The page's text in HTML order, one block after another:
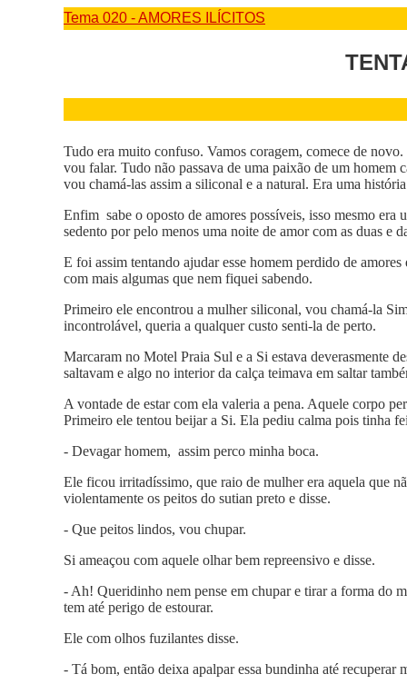
Tema 020 - AMORES ILÍCITOS
Tudo era muito confuso. Vamos coragem, comece de
vou falar. Tudo não passava de uma paixão de um homem
vou chamá-las assim a siliconal e a natural. Era uma
Enfim sabe o oposto de amores possíveis, isso mesmo
sedento por pelo menos uma noite de amor com as duas e
E foi assim tentando ajudar esse homem perdido de
com mais algumas que nem fiquei sabendo.
Primeiro ele encontrou a mulher siliconal, vou chamá-la
incontrolável, queria a qualquer custo senti-la de perto.
Marcaram no Motel Praia Sul e a Si estava deverasmente
saltavam e algo no interior da calça teimava em saltar
A vontade de estar com ela valeria a pena. Aquele corpo
Primeiro ele tentou beijar a Si. Ela pediu calma pois tinha
- Devagar homem, assim perco minha boca.
Ele ficou irritadíssimo, que raio de mulher era aquela que
violentamente os peitos do sutian preto e disse.
- Que peitos lindos, vou chupar.
Si ameaçou com aquele olhar bem repreensivo e disse.
- Ah! Queridinho nem pense em chupar e tirar a forma do
tem até perigo de estourar.
Ele com olhos fuzilantes disse.
- Tá bom, então deixa apalpar essa bundinha até recuperar